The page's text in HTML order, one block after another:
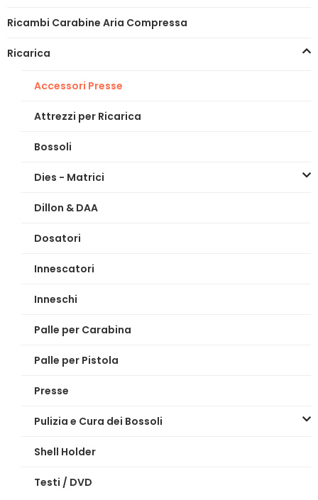
Ricambi Carabine Aria Compressa
Ricarica
Accessori Presse
Attrezzi per Ricarica
Bossoli
Dies - Matrici
Dillon & DAA
Dosatori
Innescatori
Inneschi
Palle per Carabina
Palle per Pistola
Presse
Pulizia e Cura dei Bossoli
Shell Holder
Testi / DVD